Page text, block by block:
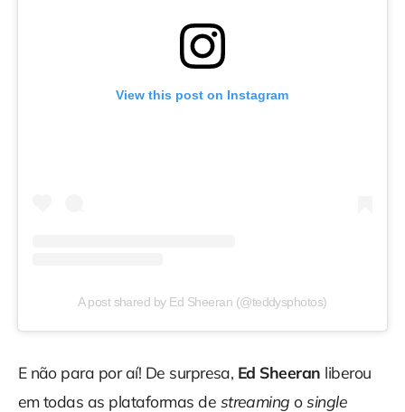
View this post on Instagram
A post shared by Ed Sheeran (@teddysphotos)
E não para por aí! De surpresa, Ed Sheeran liberou
em todas as plataformas de streaming osingle